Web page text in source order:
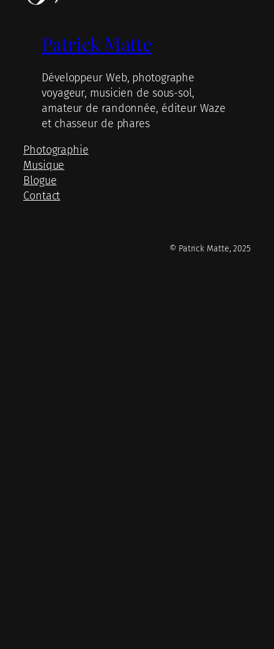
Patrick Matte
Développeur Web, photographe
voyageur, musicien de sous-sol,
amateur de randonnée, éditeur Waze
et chasseur de phares
Photographie
Musique
Blogue
Contact
© Patrick Matte, 2025